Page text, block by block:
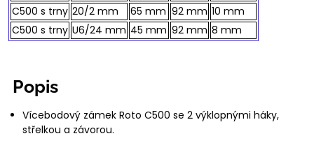
C500 s trny 20/2 mm 65 mm 92 mm 10 mm
C500 s trny U6/24 mm 45 mm 92 mm 8 mm
Popis
Vícebodový zámek Roto C500 se 2 výklopnými háky,
střelkou a závorou.